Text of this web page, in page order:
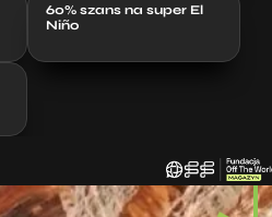
60% szans na super El
Niño